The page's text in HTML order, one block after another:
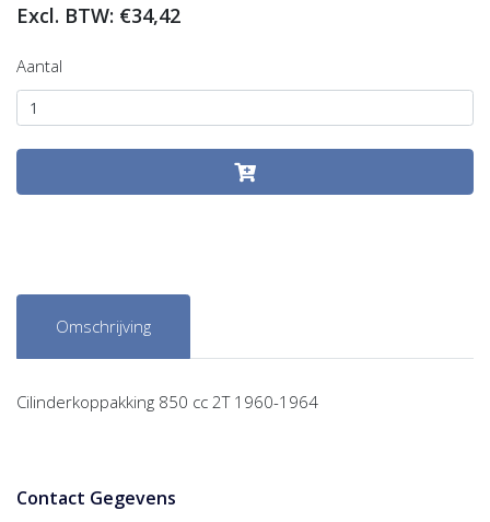
Excl. BTW: €34,42
Aantal
Omschrijving
Cilinderkoppakking 850 cc 2T 1960-1964
Contact Gegevens